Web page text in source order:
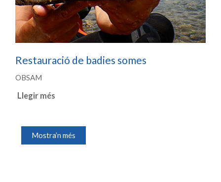
Restauració de badies somes
OBSAM
Llegir més
Mostra’n més